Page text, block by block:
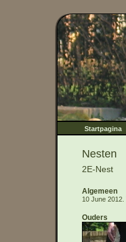
Startpagina
Nesten
2E-Nest
Algemeen
10 June
Ouders